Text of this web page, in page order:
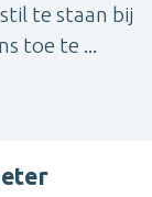
te staan bij
toe te ...